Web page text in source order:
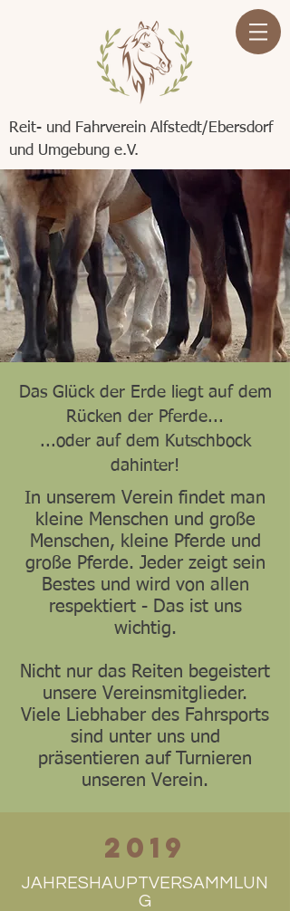
Reit- und Fahrverein Alfstedt/Ebersdorf
und Umgebung e.V.
Das Glück der Erde liegt auf dem
Rücken der Pferde...
...oder auf dem Kutschbock
dahinter!
In unserem Verein findet man
kleine Menschen und große
Menschen, kleine Pferde und
große Pferde. Jeder zeigt sein
Bestes und wird von allen
respektiert - Das ist uns
wichtig.
Nicht nur das Reiten begeistert
unsere Vereinsmitglieder.
Viele Liebhaber des Fahrsports
sind unter uns und
präsentieren auf Turnieren
unseren Verein.
Kutsche: Jeder, der das Pferd
2019
JAHRESHAUPTVERSAMMLUN
G